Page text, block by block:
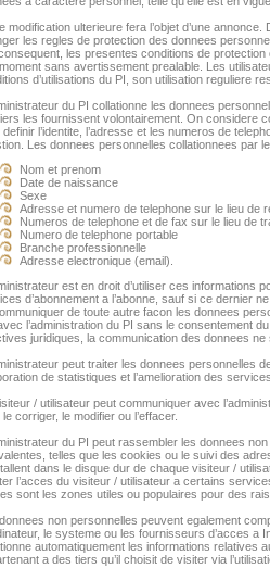
modification ulterieure fera l’objet d’une
les regles de protection des donnees
les presentes conditions de
sans avertissement prealable. Les
d’utilisations du PI, son utilisation reguliere
du PI collationne les donnees
les fournissent volontairement. On considere
definir l’identite, l’adresse et les numeros de
Les donnees personnelles collationnees par
Nom et prenom
Date de naissance
Sexe
Adresse et numero de telephone sur le lieu de
Numeros de telephone et de fax sur le lieu de
Numero de telephone portable
Branche professionnelle
Adresse electronique (email).
est en droit d’utiliser ces informations
d’abonnement a l’abonne, sauf si ce dernier
de toute autre facon les donnees
l’administration du PI sans le consentement
juridiques, la communication des donnees
peut traiter les donnees personnelles
de statistiques et l’amelioration des
/ utilisateur peut communiquer avec
corriger, le modifier ou l’effacer.
du PI peut rassembler les donnees
telles que les cookies ou le suivi des
dans le disque dur de chaque visiteur /
l’acces du visiteur / utilisateur a certains
sont les zones utiles ou populaires pour des
non personnelles peuvent egalement
le systeme ou les fournisseurs d’acces a
automatiquement les informations relatives
a des tiers qu’il choisit de visiter via